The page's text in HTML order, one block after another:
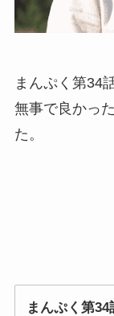
まんぷく第34
無事で良かっ
た。
まんぷく第